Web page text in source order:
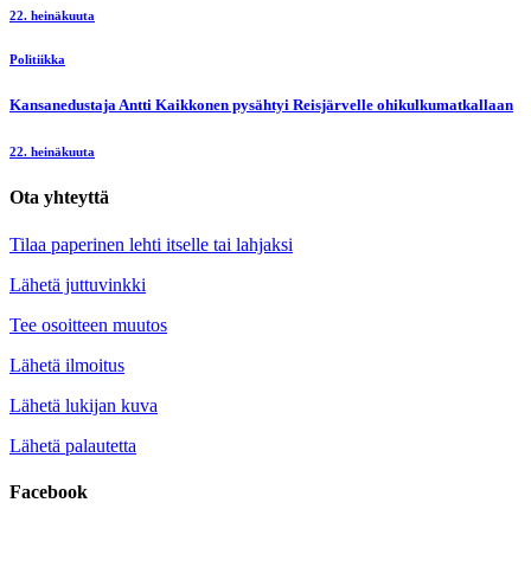
22. heinäkuuta
Politiikka
Kansanedustaja Antti Kaikkonen pysähtyi Reisjärvelle ohikulkumatkallaan
22. heinäkuuta
Ota yhteyttä
Tilaa paperinen lehti itselle tai lahjaksi
Lähetä juttuvinkki
Tee osoitteen muutos
Lähetä ilmoitus
Lähetä lukijan kuva
Lähetä palautetta
Facebook